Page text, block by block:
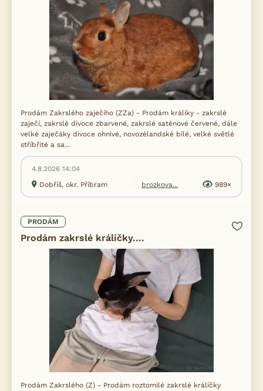
Prodám Zakrslého zaječího (ZZa) - Prodám králíky - zakrslé
zaječí, zakrslé divoce zbarvené, zakrslé saténové červené, dále
velké zaječáky divoce ohnivé, novozélandské bílé, velké světlé
stříbřité a sa...
4.8.2026 14:04
Dobříš, okr. Příbram
brozkova... 989×
PRODÁM
Prodám zakrslé králíčky....
Prodám Zakrslého (Z) - Prodám roztomilé zakrslé králíčky